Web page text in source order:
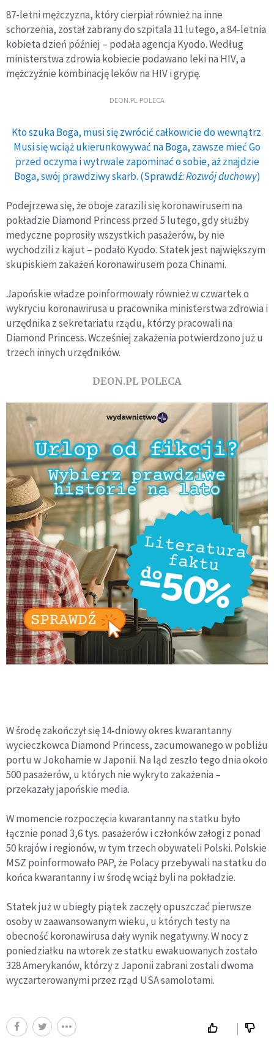
87-letni mężczyzna, który cierpiał również na inne
schorzenia, został zabrany do szpitala 11 lutego, a 84-letnia
kobieta dzień później – podała agencja Kyodo. Według
ministerstwa zdrowia kobiecie podawano leki na HIV, a
mężczyźnie kombinację leków na HIV i grypę.
DEON.PL POLECA
Kto szuka Boga, musi się zwrócić całkowicie do wewnątrz.
Musi się wciąż ukierunkowywać na Boga, zawsze mieć Go
przed oczyma i wytrwale zapominać o sobie, aż znajdzie
Boga, swój prawdziwy skarb. (Sprawdź:Rozwój duchowy)
Podejrzewa się, że oboje zarazili się koronawirusem na
pokładzie Diamond Princess przed 5 lutego, gdy służby
medyczne poprosiły wszystkich pasażerów, by nie
wychodzili z kajut – podało Kyodo. Statek jest największym
skupiskiem zakażeń koronawirusem poza Chinami.
Japońskie władze poinformowały również w czwartek o
wykryciu koronawirusa u pracownika ministerstwa zdrowia i
urzędnika z sekretariatu rządu, którzy pracowali na
Diamond Princess. Wcześniej zakażenia potwierdzono już u
trzech innych urzędników.
DEON.PL POLECA
W środę zakończył się 14-dniowy okres kwarantanny
wycieczkowca Diamond Princess, zacumowanego w pobliżu
portu w Jokohamie w Japonii. Na ląd zeszło tego dnia około
500 pasażerów, u których nie wykryto zakażenia –
przekazały japońskie media.
W momencie rozpoczęcia kwarantanny na statku było
łącznie ponad 3,6 tys. pasażerów i członków załogi z ponad
50 krajów i regionów, w tym trzech obywateli Polski. Polskie
MSZ poinformowało PAP, że Polacy przebywali na statku do
końca kwarantanny i w środę wciąż byli na pokładzie.
Statek już w ubiegły piątek zaczęły opuszczać pierwsze
osoby w zaawansowanym wieku, u których testy na
obecność koronawirusa dały wynik negatywny. W nocy z
poniedziałku na wtorek ze statku ewakuowanych zostało
328 Amerykanów, którzy z Japonii zabrani zostali dwoma
wyczarterowanymi przez rząd USA samolotami.